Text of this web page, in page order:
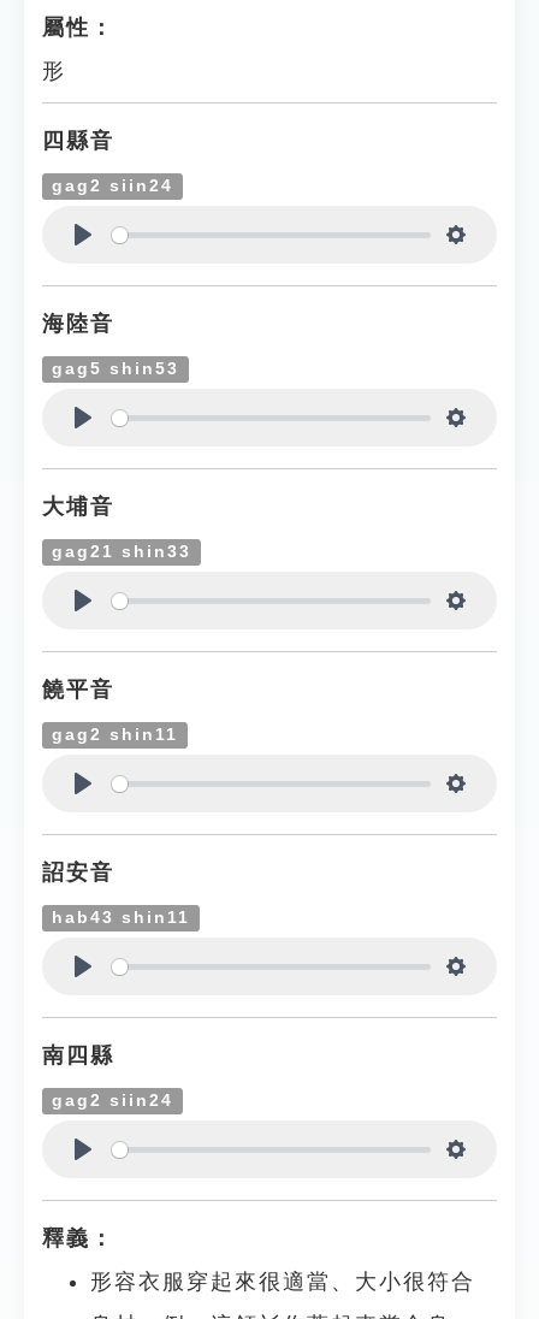
屬性：
形
四縣音
gag2 siin24
海陸音
gag5 shin53
大埔音
gag21 shin33
饒平音
gag2 shin11
詔安音
hab43 shin11
南四縣
gag2 siin24
釋義：
形容衣服穿起來很適當、大小很符合